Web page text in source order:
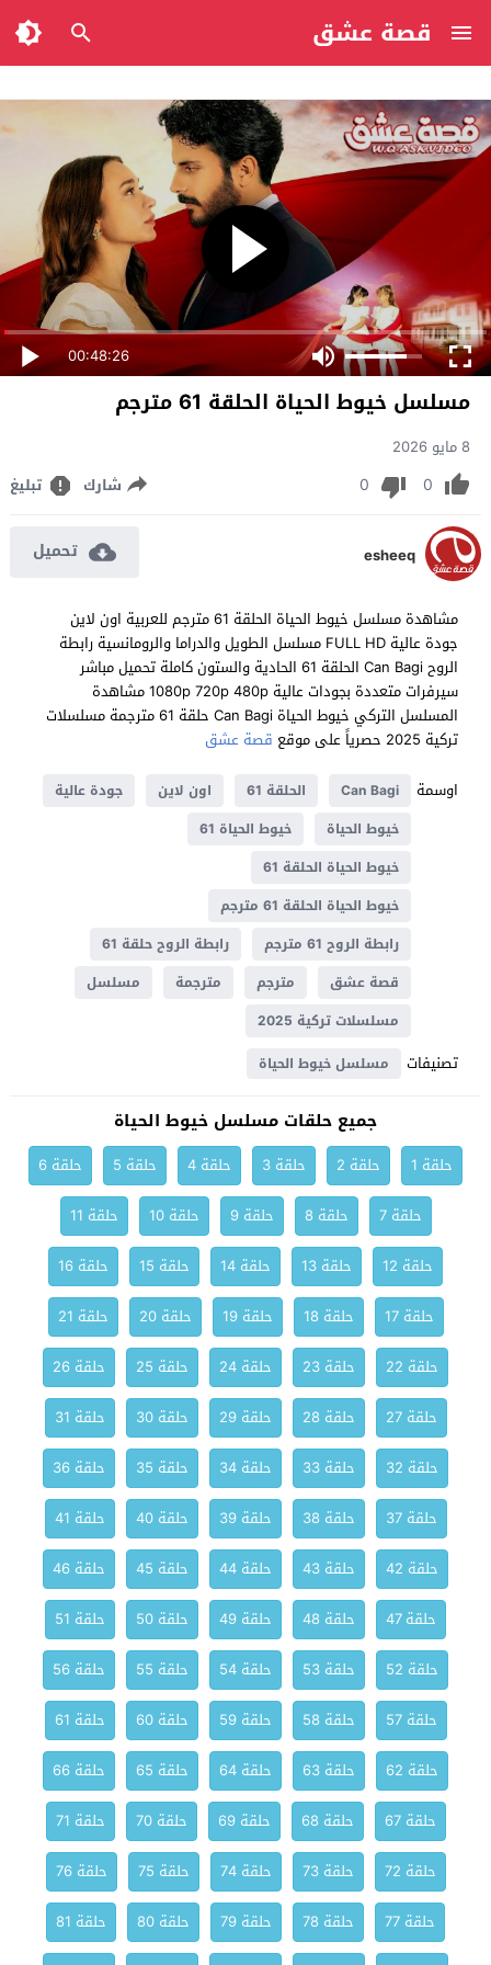
قصة عشق
00:48:26
مسلسل خيوط الحياة الحلقة 61 مترجم
8 مايو 2026
0
0 شارك تبليغ
esheeq تحميل
مشاهدة مسلسل خيوط الحياة الحلقة 61 مترجم للعربية اون لاين
جودة عالية FULL HD مسلسل الطويل والدراما والرومانسية رابطة
الروح Can Bagi الحلقة 61 الحادية والستون كاملة تحميل مباشر
سيرفرات متعددة بجودات عالية 1080p 720p 480p مشاهدة
المسلسل التركي خيوط الحياة Can Bagi حلقة 61 مترجمة مسلسلات
تركية 2025 حصرياً على موقع
قصة عشق
اوسمة
Can Bagi الحلقة 61 اون لاين
جودة عالية
خيوط الحياة
خيوط الحياة 61
خيوط الحياة الحلقة 61
خيوط الحياة الحلقة 61 مترجم
رابطة الروح 61 مترجم
رابطة الروح حلقة 61
قصة عشق
مترجم مترجمة
مسلسل
مسلسلات تركية 2025
تصنيفات مسلسل خيوط الحياة
جميع حلقات مسلسل خيوط الحياة
حلقة 1 حلقة 2 حلقة 3 حلقة 4 حلقة 5
حلقة 6
حلقة 7
حلقة 8 حلقة 9 حلقة 10
حلقة 11
حلقة 12
حلقة 13 حلقة 14 حلقة 15
حلقة 16
حلقة 17
حلقة 18 حلقة 19 حلقة 20
حلقة 21
حلقة 22
حلقة 23 حلقة 24 حلقة 25
حلقة 26
حلقة 27
حلقة 28 حلقة 29 حلقة 30
حلقة 31
حلقة 32
حلقة 33 حلقة 34 حلقة 35
حلقة 36
حلقة 37
حلقة 38 حلقة 39 حلقة 40
حلقة 41
حلقة 42
حلقة 43 حلقة 44 حلقة 45
حلقة 46
حلقة 47
حلقة 48 حلقة 49 حلقة 50
حلقة 51
حلقة 52
حلقة 53 حلقة 54 حلقة 55
حلقة 56
حلقة 57
حلقة 58 حلقة 59 حلقة 60
حلقة 61
حلقة 62
حلقة 63 حلقة 64 حلقة 65
حلقة 66
حلقة 67
حلقة 68 حلقة 69 حلقة 70
حلقة 71
حلقة 72
حلقة 73 حلقة 74 حلقة 75
حلقة 76
حلقة 77
حلقة 78 حلقة 79 حلقة 80
حلقة 81